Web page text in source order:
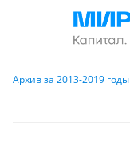
Архив за 2013-2019 годы